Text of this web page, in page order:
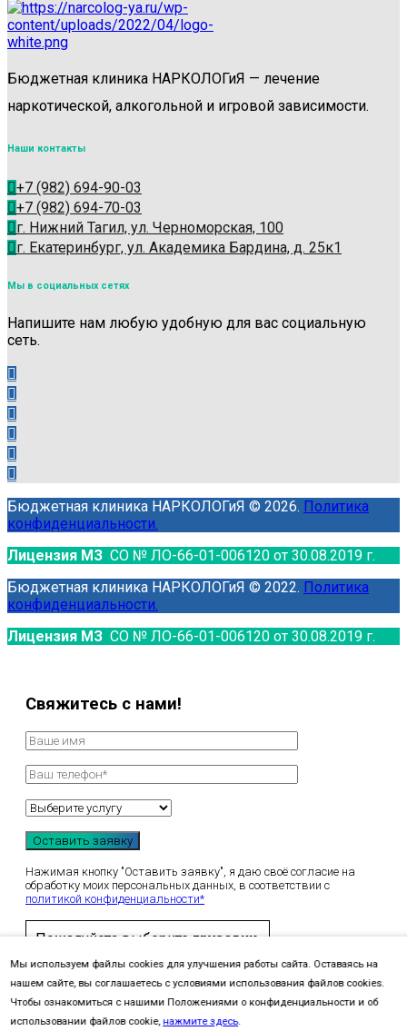
Мы используем файлы cookies для улучшения работы сайта. Оставаясь на
нашем сайте, вы соглашаетесь с условиями использования файлов cookies.
Чтобы ознакомиться с нашими Положениями о конфиденциальности и об
использовании файлов cookie, нажмите здесь.
Бюджетная клиника НАРКОЛОГиЯ — лечение
наркотической, алкогольной и игровой зависимости.
Наши контакты
+7 (982) 694-90-03
+7 (982) 694-70-03
г. Нижний Тагил, ул. Черноморская, 100
г. Екатеринбург, ул. Академика Бардина, д. 25к1
Мы в социальных сетях
Напишите нам любую удобную для вас социальную
сеть.
Бюджетная клиника НАРКОЛОГиЯ © 2026. Политика
конфиденциальности.
Лицензия МЗ СО № ЛО-66-01-006120 от 30.08.2019 г.
Бюджетная клиника НАРКОЛОГиЯ © 2022. Политика
конфиденциальности.
Лицензия МЗ СО № ЛО-66-01-006120 от 30.08.2019 г.
Свяжитесь с нами!
Нажимая кнопку "Оставить заявку", я даю своё согласие на
обработку моих персональных данных, в соответствии с
политикой конфиденциальности*
Пожалуйста выберите грузовик